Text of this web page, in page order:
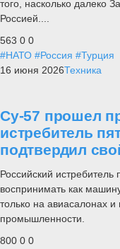
того, насколько далеко
Россией....
563 0 0
#НАТО #Россия #Турция
16 июня 2026Техника
Су-57 прошел
истребитель
подтвердил
Российский
воспринимать как
только на авиасалонах
промышленности.
800 0 0